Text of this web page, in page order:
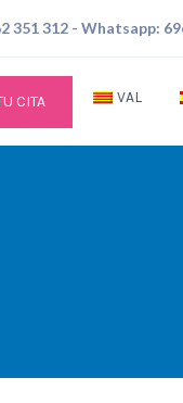
351 312 - Whatsapp:
CITA VAL